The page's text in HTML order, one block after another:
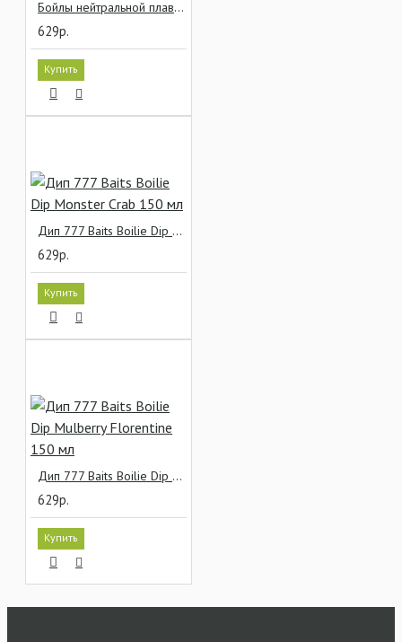
Бойлы нейтральной плавучести 777 Baits Wafters Слива 12x14 мм
629р.
Купить
Дип 777 Baits Boilie Dip Monster Crab 150 мл
629р.
Купить
Дип 777 Baits Boilie Dip Mulberry Florentine 150 мл
629р.
Купить